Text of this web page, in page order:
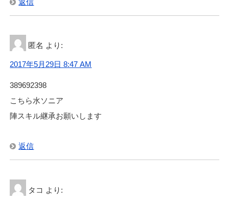
匿名 より:
2017年5月29日 8:47 AM
389692398
こちら水ソニア
陣スキル継承お願いします
返信
タコ より: